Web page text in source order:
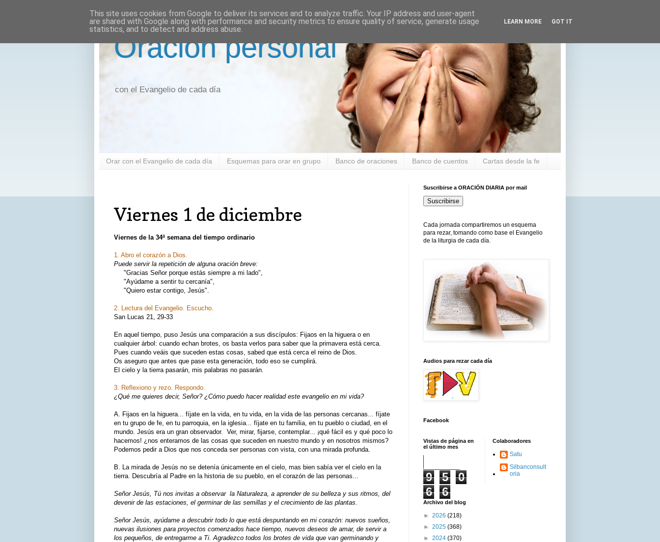
Oración personal
con el Evangelio de cada día
Orar con el Evangelio de cada día Esquemas para orar en grupo Banco de oraciones Banco de cuentos Cartas desde la fe
Viernes 1 de diciembre
Viernes de la 34ª semana del tiempo ordinario
1. Abro el corazón a Dios.
Puede servir la repetición de alguna oración breve:
"Gracias Señor porque estás siempre a mi lado",
"Ayúdame a sentir tu cercanía",
"Quiero estar contigo, Jesús".
2. Lectura del Evangelio. Escucho.
San Lucas 21, 29-33
En aquel tiempo, puso Jesús una comparación a sus discípulos: Fijaos en la higuera o en
cualquier árbol: cuando echan brotes, os basta verlos para saber que la primavera está cerca.
Pues cuando veáis que suceden estas cosas, sabed que está cerca el reino de Dios.
Os aseguro que antes que pase esta generación, todo eso se cumplirá.
El cielo y la tierra pasarán, mis palabras no pasarán.
3. Reflexiono y rezo. Respondo.
¿Qué me quieres decir, Señor? ¿Cómo puedo hacer realidad este evangelio en mi vida?
A. Fijaos en la higuera... fíjate en la vida, en tu vida, en la vida de las personas cercanas... fíjate
en tu grupo de fe, en tu parroquia, en la iglesia... fíjate en tu familia, en tu pueblo o ciudad, en el
mundo. Jesús era un gran observador. Ver, mirar, fijarse, contemplar... ¡qué fácil es y qué poco lo
hacemos! ¿nos enteramos de las cosas que suceden en nuestro mundo y en nosotros mismos?
Podemos pedir a Dios que nos conceda ser personas con vista, con una mirada profunda.
B. La mirada de Jesús no se detenía únicamente en el cielo, mas bien sabía ver el cielo en la
tierra. Descubría al Padre en la historia de su pueblo, en el corazón de las personas...
Señor Jesús, Tú nos invitas a observar la Naturaleza, a aprender de su belleza y sus ritmos, del
devenir de las estaciones, el germinar de las semillas y el crecimiento de las plantas.
Señor Jesús, ayúdame a descubrir todo lo que está despuntando en mi corazón: nuevos sueños,
nuevas ilusiones para proyectos comenzados hace tiempo, nuevos deseos de amar, de servir a
los pequeños, de entregarme a Ti. Agradezco todos los brotes de vida que van germinando y
Suscribirse a ORACIÓN DIARIA por mail
Suscribirse
Cada jornada compartiremos un esquema
para rezar, tomando como base el Evangelio
de la liturgia de cada día.
Audios para rezar cada día
Facebook
Vistas de página en
el último mes
9 5
0
6
6
Colaboradores
Satu
Silbanconsult
oria
Archivo del blog
► 2026 (218)
► 2025 (368)
► 2024 (370)
This site uses cookies from Google to deliver its services and to analyze traffic. Your IP address and user-agent
are shared with Google along with performance and security metrics to ensure quality of service, generate usage
statistics, and to detect and address abuse.
LEARN MORE GOT IT